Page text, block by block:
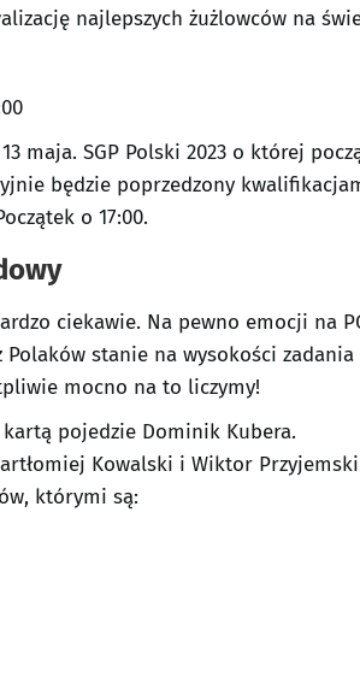
najlepszych żużlowców na
maja. SGP Polski 2023 o której
będzie poprzedzony
o 17:00.
ciekawie. Na pewno emocji na
stanie na wysokości zadania
mocno na to liczymy!
kartą pojedzie Dominik Kubera.
Kowalski i Wiktor
którymi są: